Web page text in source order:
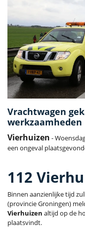
Vrachtwagen
werkzaamheden
Vierhuizen -
een ongeval
112
Binnen aanzienlijke tijd
(provincie Groningen)
Vierhuizen altijd op de
plaatsvindt.